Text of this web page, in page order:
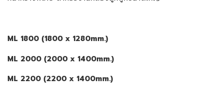
ML 1800 (1800 x 1280mm.)
ML 2000 (2000 x 1400mm.)
ML 2200 (2200 x 1400mm.)